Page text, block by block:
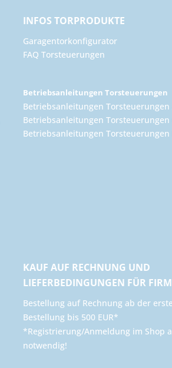
INFOS TORPRODUKTE
Garagentorkonfigurator
FAQ Torsteuerungen
Betriebsanleitungen Torsteuerungen
Betriebsanleitungen Torsteuerungen
Betriebsanleitungen Torsteuerungen
Betriebsanleitungen Torsteuerungen
KAUF AUF RECHNUNG UND
LIEFERBEDINGUNGEN FÜR
​Bestellung auf Rechnung ab der
Bestellung bis 500 EUR*
*Registrierung/Anmeldung im Shop
notwendig!